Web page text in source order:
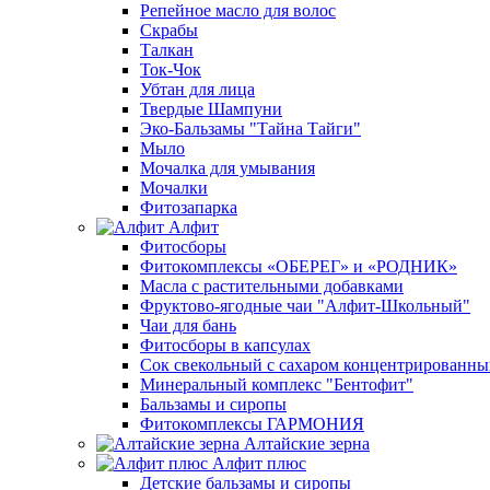
Репейное масло для волос
Скрабы
Талкан
Ток-Чок
Убтан для лица
Твердые Шампуни
Эко-Бальзамы "Тайна Тайги"
Мыло
Мочалка для умывания
Мочалки
Фитозапарка
Алфит
Фитосборы
Фитокомплексы «ОБЕРЕГ» и «РОДНИК»
Масла с растительными добавками
Фруктово-ягодные чаи "Алфит-Школьный"
Чаи для бань
Фитосборы в капсулах
Сок свекольный с сахаром
Минеральный комплекс "Бентофит"
Бальзамы и сиропы
Фитокомплексы ГАРМОНИЯ
Алтайские зерна
Алфит плюс
Детские бальзамы и сиропы